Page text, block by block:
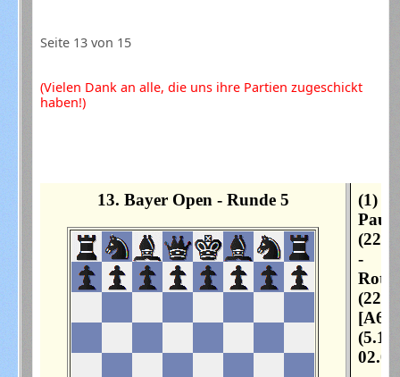
Seite 13 von 15
(Vielen Dank an alle, die uns ihre Partien zugeschickt
haben!)